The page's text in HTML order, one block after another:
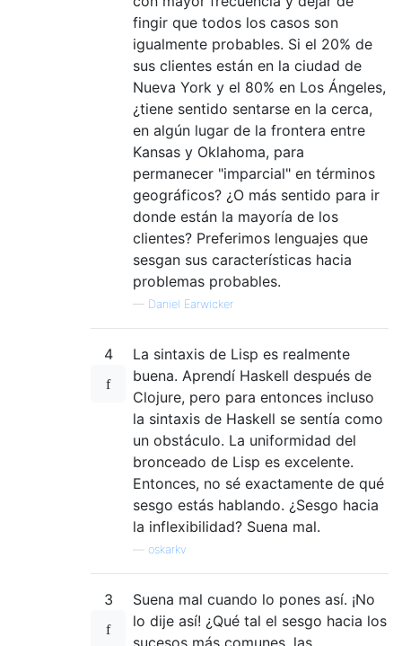
fingir que todos los casos son
igualmente probables. Si el 20% de
sus clientes están en la ciudad de
Nueva York y el 80% en Los Ángeles,
¿tiene sentido sentarse en la cerca,
en algún lugar de la frontera entre
Kansas y Oklahoma, para
permanecer "imparcial" en términos
geográficos? ¿O más sentido para ir
donde están la mayoría de los
clientes? Preferimos lenguajes que
sesgan sus características hacia
problemas probables.
— Daniel Earwicker
4
La sintaxis de Lisp es realmente
buena. Aprendí Haskell después de
Clojure, pero para entonces incluso
la sintaxis de Haskell se sentía como
un obstáculo. La uniformidad del
bronceado de Lisp es excelente.
Entonces, no sé exactamente de qué
sesgo estás hablando. ¿Sesgo hacia
la inflexibilidad? Suena mal.
oskarkv
3
Suena mal cuando lo pones así. ¡No
lo dije así! ¿Qué tal el sesgo hacia los
sucesos más comunes, las